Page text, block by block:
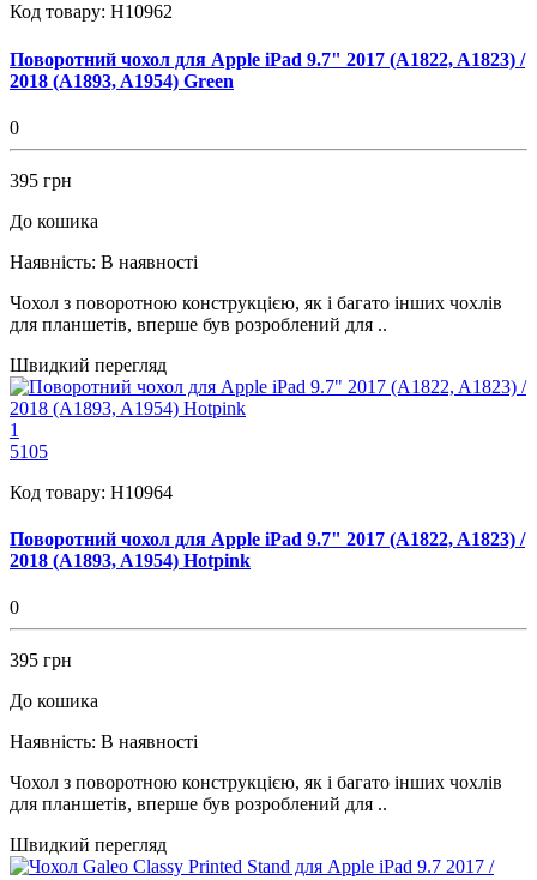
Код товару: H10962
Поворотний чохол для Apple iPad 9.7" 2017 (A1822, A1823) /
2018 (A1893, A1954) Green
0
395 грн
До кошика
Наявність: В наявності
Чохол з поворотною конструкцією, як і багато інших чохлів
для планшетів, вперше був розроблений для ..
Швидкий перегляд
1
5105
Код товару: H10964
Поворотний чохол для Apple iPad 9.7" 2017 (A1822, A1823) /
2018 (A1893, A1954) Hotpink
0
395 грн
До кошика
Наявність: В наявності
Чохол з поворотною конструкцією, як і багато інших чохлів
для планшетів, вперше був розроблений для ..
Швидкий перегляд